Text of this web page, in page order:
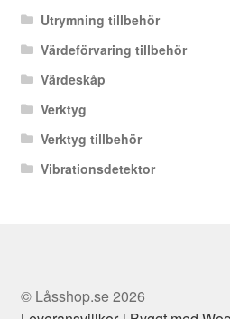
Utrymning tillbehör
Värdeförvaring tillbehör
Värdeskåp
Verktyg
Verktyg tillbehör
Vibrationsdetektor
© Låsshop.se 2026